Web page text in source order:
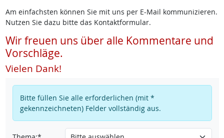
Am einfachsten können Sie mit uns per E-Mail kommunizieren.
Nutzen Sie dazu bitte das Kontaktformular.
Wir freuen uns über alle Kommentare und
Vorschläge.
Vielen Dank!
Bitte füllen Sie alle erforderlichen (mit *
gekennzeichneten) Felder vollständig aus.